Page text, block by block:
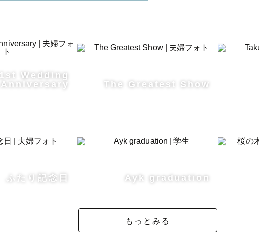
1st Wedding
Anniversary
The Greatest Show
ふたり記念日 Ayk graduation
もっとみる